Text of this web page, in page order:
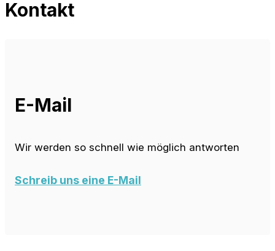
Kontakt
E-Mail
Wir werden so schnell wie möglich antworten
Schreib uns eine E-Mail